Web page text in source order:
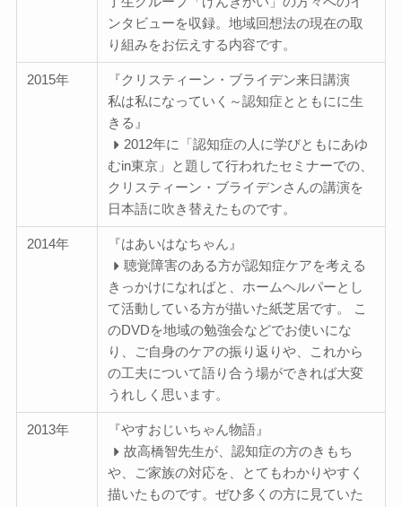
ンタビューを収録。地域回想法の現在の取
り組みをお伝えする内容です。
2015年
『クリスティーン・ブライデン来日講演
私は私になっていく～認知症とともにに生
きる』
2012年に「認知症の人に学びともにあゆ
むin東京」と題して行われたセミナーでの、
クリスティーン・ブライデンさんの講演を
日本語に吹き替えたものです。
2014年
『はあいはなちゃん』
聴覚障害のある方が認知症ケアを考える
きっかけになればと、ホームヘルパーとし
て活動している方が描いた紙芝居です。 こ
のDVDを地域の勉強会などでお使いにな
り、ご自身のケアの振り返りや、これから
の工夫について語り合う場ができれば大変
うれしく思います。
2013年
『やすおじいちゃん物語』
故高橋智先生が、認知症の方のきもち
や、ご家族の対応を、とてもわかりやすく
描いたものです。ぜひ多くの方に見ていた